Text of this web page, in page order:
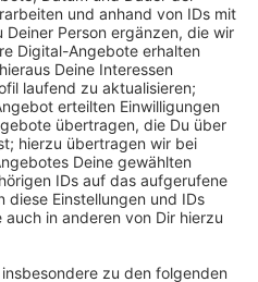
mehr Zeit einplanen –
Sonntag bei der
werde es aber für
auch Kugelschreiber
es bei uns in der Stadt
geben und damit ein
wir unter anderem einen